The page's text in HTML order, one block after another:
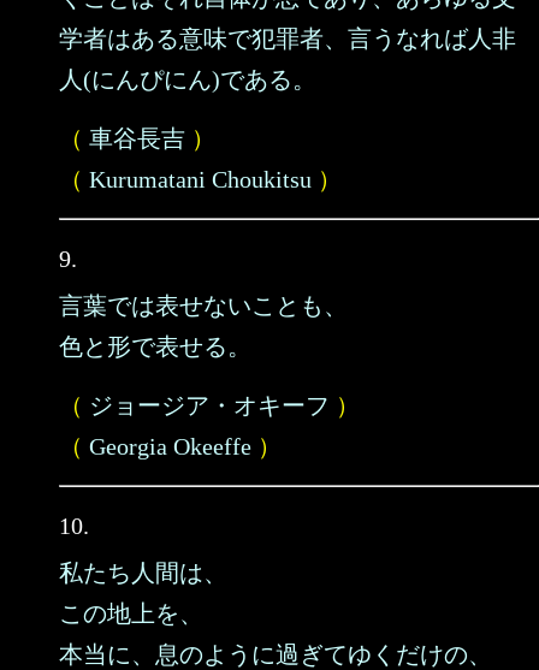
学者はある意味で犯罪者、言うなれば人非
人(にんぴにん)である。
（ 車谷長吉 ）
（ Kurumatani Choukitsu ）
9.
言葉では表せないことも、
色と形で表せる。
（ ジョージア・オキーフ ）
（ Georgia Okeeffe ）
10.
私たち人間は、
この地上を、
本当に、息のように過ぎてゆくだけの、